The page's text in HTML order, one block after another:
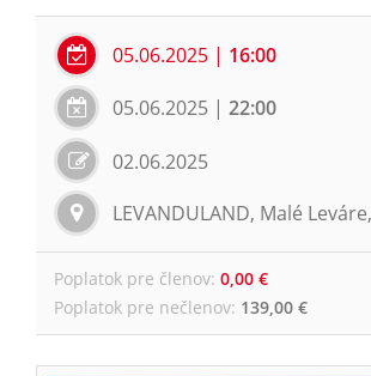
05.06.2025 | 16:00
05.06.2025 | 22:00
02.06.2025
LEVANDULAND, Malé
Poplatok pre členov: 0,00 €
Poplatok pre nečlenov: 139,00 €